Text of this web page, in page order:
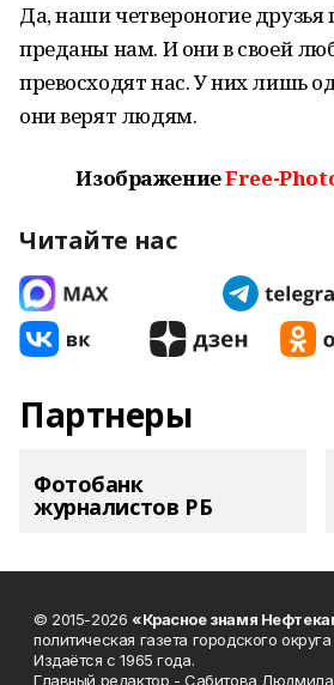
Да, наши четвероногие друзья
преданы нам. И они в своей
превосходят нас. У них лишь
они верят людям.
ИзображениеFree-
Читайте нас
Партнеры
Фотобанк
журналистов РБ
© 2015-2026 «Красное знамя
политическая газета городского
Издаётся с 1965 года.
Главный редактор - Сабитова Людмила